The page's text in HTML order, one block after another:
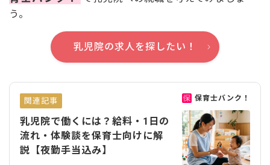
う。
乳児院の求人を探したい！
関連記事
乳児院で働くには？給料・1日の
流れ・体験談を保育士向けに解
説【夜勤手当込み】
保育士バンク！